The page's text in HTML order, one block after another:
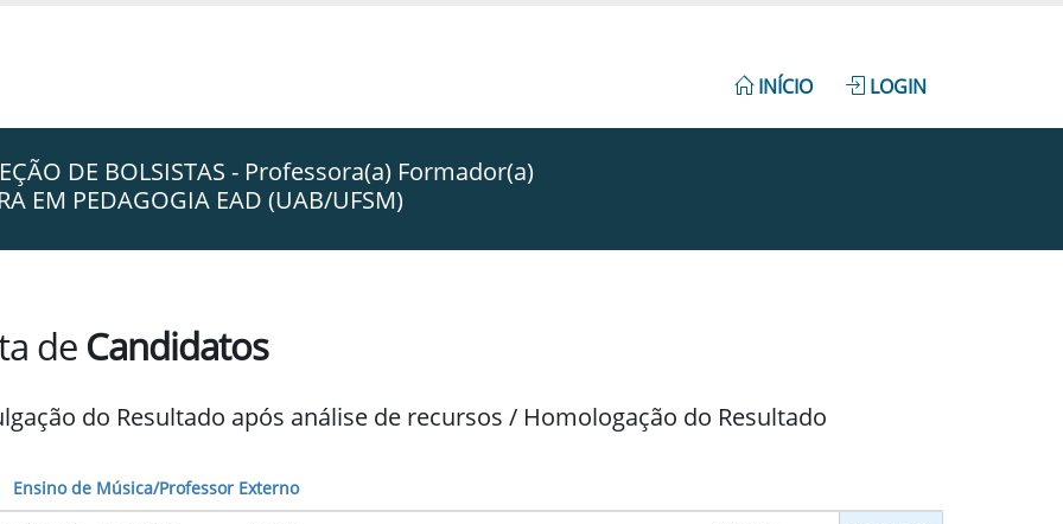
INÍCIO LOGIN
DE BOLSISTAS - Professora(a) Formador(a)
EM PEDAGOGIA EAD (UAB/UFSM)
de Candidatos
do Resultado após análise de recursos / Homologação do Resultado
de Música/Professor Externo